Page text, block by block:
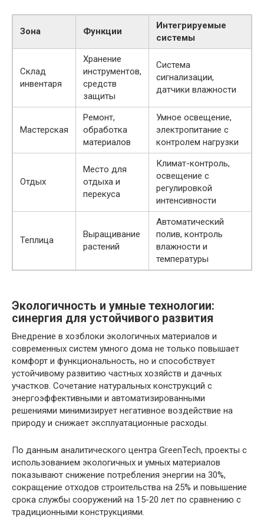
Зона Функции
Интегрируемые
системы
Склад
инвентаря
Хранение
инструментов,
средств
защиты
Система
сигнализации,
датчики влажности
Мастерская
Ремонт,
обработка
материалов
Умное освещение,
электропитание с
контролем нагрузки
Отдых
Место для
отдыха и
перекуса
Климат-контроль,
освещение с
регулировкой
интенсивности
Теплица
Выращивание
растений
Автоматический
полив, контроль
влажности и
температуры
Экологичность и умные технологии:
синергия для устойчивого развития
Внедрение в хозблоки экологичных материалов и
современных систем умного дома не только повышает
комфорт и функциональность, но и способствует
устойчивому развитию частных хозяйств и дачных
участков. Сочетание натуральных конструкций с
энергоэффективными и автоматизированными
решениями минимизирует негативное воздействие на
природу и снижает эксплуатационные расходы.
По данным аналитического центра GreenTech, проекты с
использованием экологичных и умных материалов
показывают снижение потребления энергии на 30%,
сокращение отходов строительства на 25% и повышение
срока службы сооружений на 15-20 лет по сравнению с
традиционными конструкциями.